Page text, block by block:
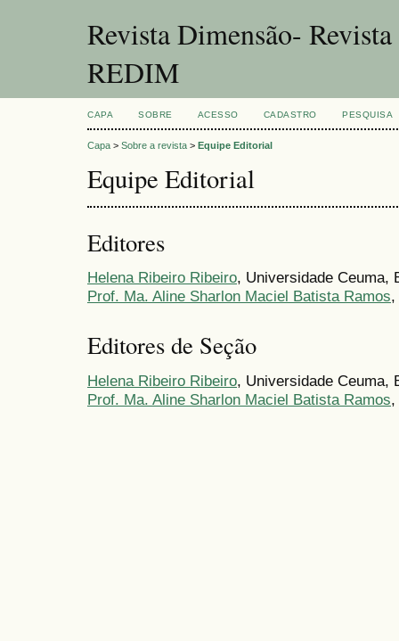
Revista Dimensão-
REDIM
CAPA SOBRE ACESSO CADASTRO PESQUISA
Capa > Sobre a revista > Equipe Editorial
Equipe Editorial
Editores
Helena Ribeiro Ribeiro, Universidade Ceuma,
Prof. Ma. Aline Sharlon Maciel Batista Ramos,
Editores de Seção
Helena Ribeiro Ribeiro, Universidade Ceuma,
Prof. Ma. Aline Sharlon Maciel Batista Ramos,